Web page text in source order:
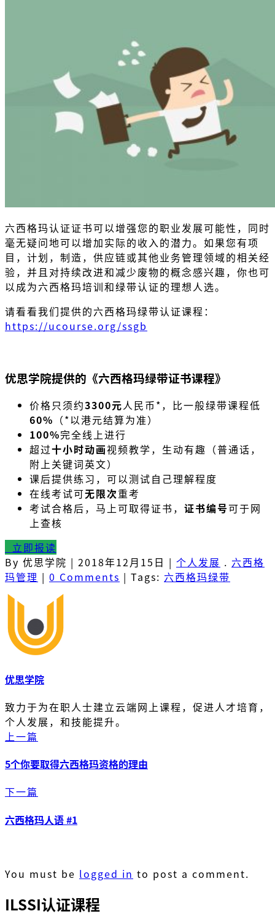
六西格玛认证证书可以增强您的职业发展可能性，同时
毫无疑问地可以增加实际的收入的潜力。如果您有项
目，计划，制造，供应链或其他业务管理领域的相关经
验，并且对持续改进和减少废物的概念感兴趣，你也可
以成为六西格玛培训和绿带认证的理想人选。
请看看我们提供的六西格玛绿带认证课程：
https://ucourse.org/ssgb
优思学院提供的《六西格玛绿带证书课程》
价格只须约3300元人民币*，比一般绿带课程低
60% （*以港元结算为准）
100%完全线上进行
超过十小时动画视频教学，生动有趣（普通话，
附上关键词英文）
课后提供练习，可以测试自己理解程度
在线考试可无限次重考
考试合格后，马上可取得证书， 证书编号可于网
上查核
立即报读
By 优思学院 | 2018年12月15日 | 个人发展 . 六西格
玛管理 | 0 Comments | Tags: 六西格玛绿带
优思学院
致力于为在职人士建立云端网上课程，促进人才培育，
个人发展，和技能提升。
上一篇
5个你要取得六西格玛资格的理由
下一篇
六西格玛人语 #1
You must be logged in to post a comment.
ILSSI认证课程